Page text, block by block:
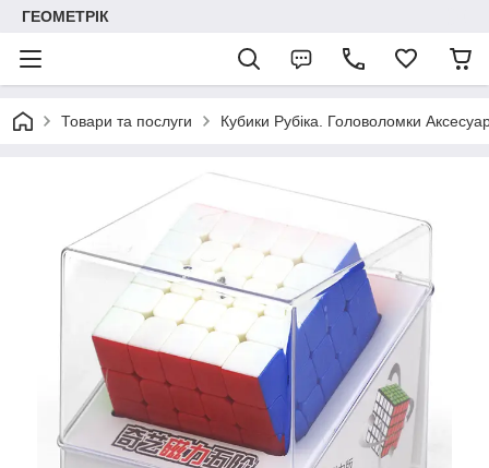
ГЕОМЕТРІК
Товари та послуги Кубики Рубіка. Головоломки